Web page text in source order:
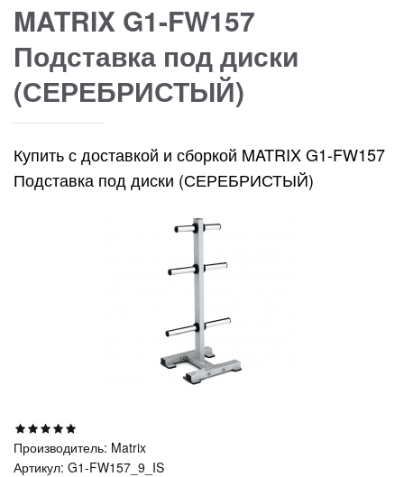
MATRIX G1-FW157
Подставка под диски
(СЕРЕБРИСТЫЙ)
Купить с доставкой и сборкой MATRIX G1-FW157
Подставка под диски (СЕРЕБРИСТЫЙ)
Производитель: Matrix
Артикул: G1-FW157_9_IS